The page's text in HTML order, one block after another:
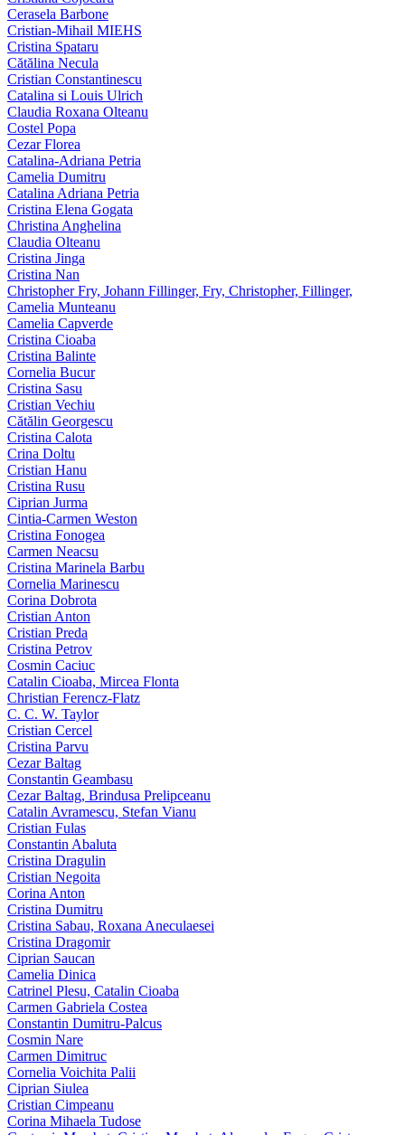
Cerasela Barbone
Cristian-Mihail MIEHS
Cristina Spataru
Cătălina Necula
Cristian Constantinescu
Catalina si Louis Ulrich
Claudia Roxana Olteanu
Costel Popa
Cezar Florea
Catalina-Adriana Petria
Camelia Dumitru
Catalina Adriana Petria
Cristina Elena Gogata
Christina Anghelina
Claudia Olteanu
Cristina Jinga
Cristina Nan
Christopher Fry, Johann Fillinger, Fry, Christopher, Fillinger,
Camelia Munteanu
Camelia Capverde
Cristina Cioaba
Cristina Balinte
Cornelia Bucur
Cristina Sasu
Cristian Vechiu
Cătălin Georgescu
Cristina Calota
Crina Doltu
Cristian Hanu
Cristina Rusu
Ciprian Jurma
Cintia-Carmen Weston
Cristina Fonogea
Carmen Neacsu
Cristina Marinela Barbu
Cornelia Marinescu
Corina Dobrota
Cristian Anton
Cristian Preda
Cristina Petrov
Cosmin Caciuc
Catalin Cioaba, Mircea Flonta
Christian Ferencz-Flatz
C. C. W. Taylor
Cristian Cercel
Cristina Parvu
Cezar Baltag
Constantin Geambasu
Cezar Baltag, Brindusa Prelipceanu
Catalin Avramescu, Stefan Vianu
Cristian Fulas
Constantin Abaluta
Cristina Dragulin
Cristian Negoita
Corina Anton
Cristina Dumitru
Cristina Sabau, Roxana Aneculaesei
Cristina Dragomir
Ciprian Saucan
Camelia Dinica
Catrinel Plesu, Catalin Cioaba
Carmen Gabriela Costea
Constantin Dumitru-Palcus
Cosmin Nare
Carmen Dimitruc
Cornelia Voichita Palii
Ciprian Siulea
Cristian Cimpeanu
Corina Mihaela Tudose